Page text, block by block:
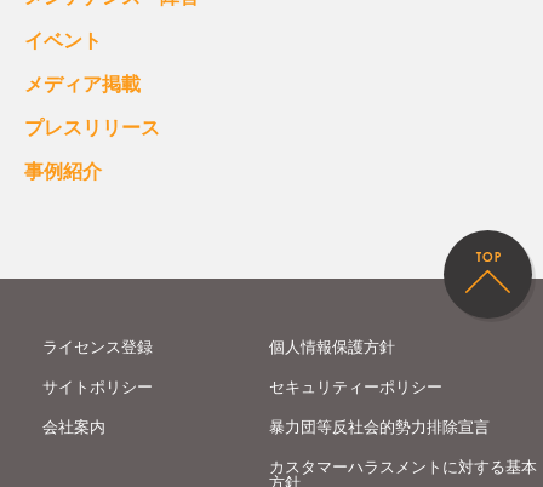
イベント
メディア掲載
プレスリリース
事例紹介
ライセンス登録
サイトポリシー
会社案内
個人情報保護方針
セキュリティーポリシー
暴力団等反社会的勢力排除宣言
カスタマーハラスメントに対する基本
方針